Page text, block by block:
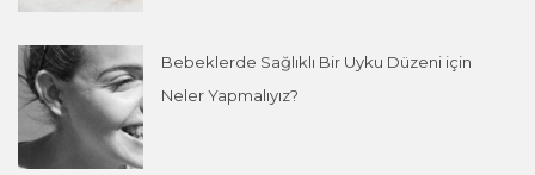
Bebeklerde Sağlıklı Bir Uyku Düzeni için
Neler Yapmalıyız?